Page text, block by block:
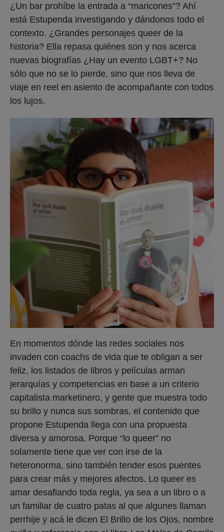
¿Un bar prohíbe la entrada a “maricones”? Ahí
está Estupenda investigando y dándonos todo el
contexto. ¿Grandes personajes queer de la
historia? Ella repasa quiénes son y nos acerca
nuevas biografías ¿Hay un evento LGBT+? No
sólo que no se lo pierde, sino que nos lleva de
viaje en reel en asiento de acompañante con todos
los lujos.
En momentos dónde las redes sociales nos
invaden con coachs de vida que te obligan a ser
feliz, los listados de libros y películas arman
jerarquías y competencias en base a un criterio
capitalista marketinero, y gente que muestra todo
su brillo y nunca sus sombras, el contenido que
propone Estupenda llega con una propuesta
diversa y amorosa. Porque “lo queer” no
solamente tiene que ver con irse de la
heteronorma, sino también tender esos puentes
para crear más y mejores afectos. Lo queer es
amar desafiando toda regla, ya sea a un libro o a
un familiar de cuatro patas al que algunes llaman
perrhije y acá le dicen El Brillo de los Ojos, nombre